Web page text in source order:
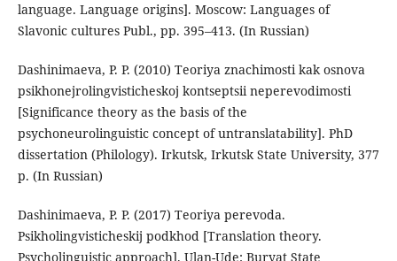
language. Language origins]. Moscow: Languages of
Slavonic cultures Publ., pp. 395–413. (In Russian)
Dashinimaeva, P. P. (2010) Teoriya znachimosti kak osnova
psikhonejrolingvisticheskoj kontseptsii neperevodimosti
[Significance theory as the basis of the
psychoneurolinguistic concept of untranslatability]. PhD
dissertation (Philology). Irkutsk, Irkutsk State University, 377
p. (In Russian)
Dashinimaeva, P. P. (2017) Teoriya perevoda.
Psikholingvisticheskij podkhod [Translation theory.
Psycholinguistic approach]. Ulan-Ude: Buryat State